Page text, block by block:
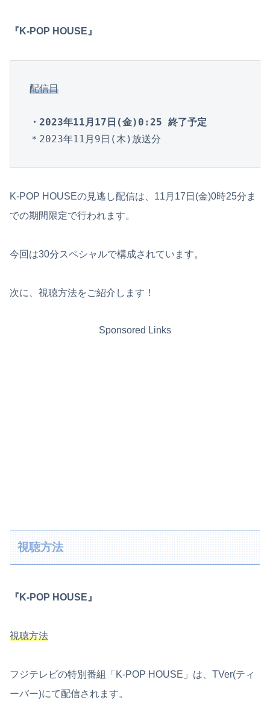
『K-POP HOUSE』
配信日
・2023年11月17日(金)0:25 終了予定
＊2023年11月9日(木)放送分
K-POP HOUSEの見逃し配信は、11月17日(金)0時25分ま
での期間限定で行われます。
今回は30分スペシャルで構成されています。
次に、視聴方法をご紹介します！
Sponsored Links
視聴方法
『K-POP HOUSE』
視聴方法
フジテレビの特別番組「K-POP HOUSE」は、TVer(ティ
ーバー)にて配信されます。